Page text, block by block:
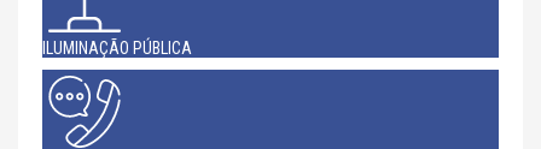
ILUMINAÇÃO PÚBLICA